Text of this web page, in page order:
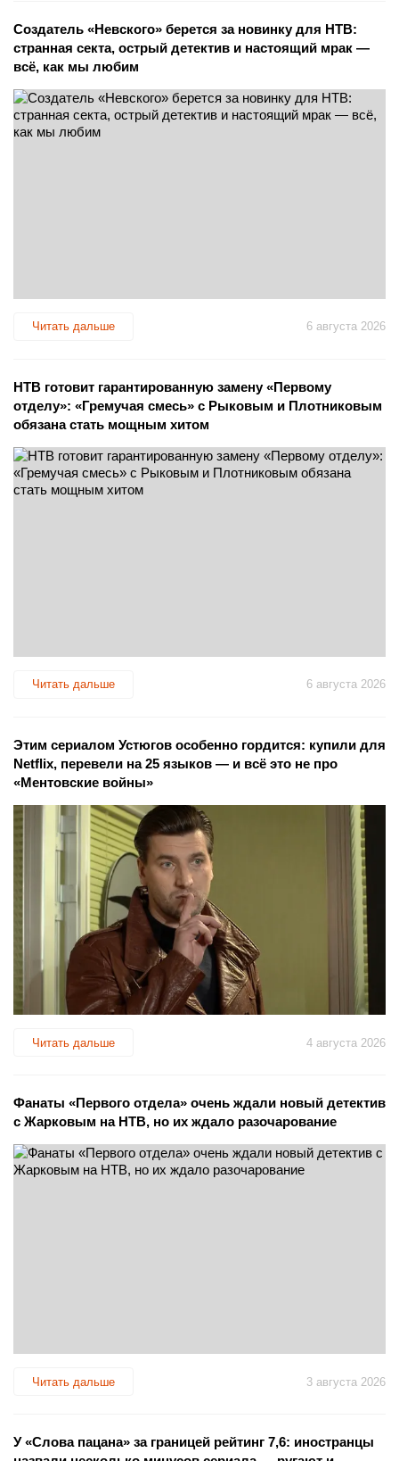
Создатель «Невского» берется за новинку для НТВ:
странная секта, острый детектив и настоящий мрак —
всё, как мы любим
Читать дальше 6 августа 2026
НТВ готовит гарантированную замену «Первому
отделу»: «Гремучая смесь» с Рыковым и Плотниковым
обязана стать мощным хитом
Читать дальше 6 августа 2026
Этим сериалом Устюгов особенно гордится: купили для
Netflix, перевели на 25 языков — и всё это не про
«Ментовские войны»
Читать дальше 4 августа 2026
Фанаты «Первого отдела» очень ждали новый детектив
с Жарковым на НТВ, но их ждало разочарование
Читать дальше 3 августа 2026
У «Слова пацана» за границей рейтинг 7,6: иностранцы